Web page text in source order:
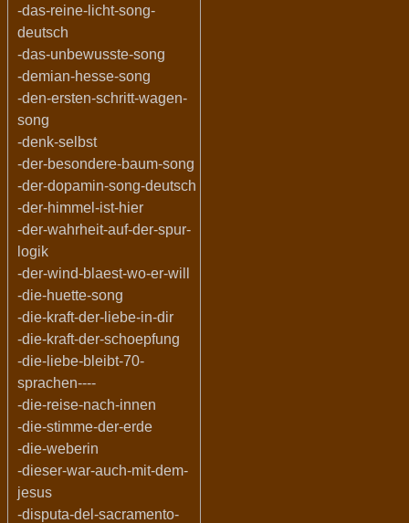
-das-reine-licht-song-
deutsch
-das-unbewusste-song
-demian-hesse-song
-den-ersten-schritt-wagen-
song
-denk-selbst
-der-besondere-baum-song
-der-dopamin-song-deutsch
-der-himmel-ist-hier
-der-wahrheit-auf-der-spur-
logik
-der-wind-blaest-wo-er-will
-die-huette-song
-die-kraft-der-liebe-in-dir
-die-kraft-der-schoepfung
-die-liebe-bleibt-70-
sprachen----
-die-reise-nach-innen
-die-stimme-der-erde
-die-weberin
-dieser-war-auch-mit-dem-
jesus
-disputa-del-sacramento-